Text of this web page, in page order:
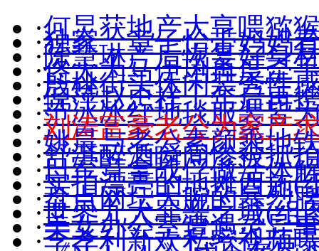
·何炅获地产大亨喂猕
·独家：章子怡带妈妈
·陈慧琳产后恢复好身
·佟大为马伊琍再度牵
·殷桃街头休闲装秀性
·倪萍赵忠祥十年后再
·范冰冰红地毯服装皆
·刘涛富豪老公为家产
·姚晨与老公素颜乘地
·舒淇醉酒瞬间惨被抓
·日军竟拿战俘做活体
·实拍漂亮的地摊西施(
·盘点网坛大腕的暴烈
·世界九大罪恶之城(组
·美女办公室遭遇灵异
·李孝利新欢私密视频